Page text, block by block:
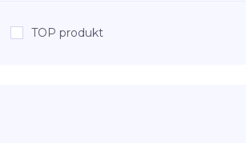
TOP produkt